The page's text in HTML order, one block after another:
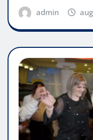
admin